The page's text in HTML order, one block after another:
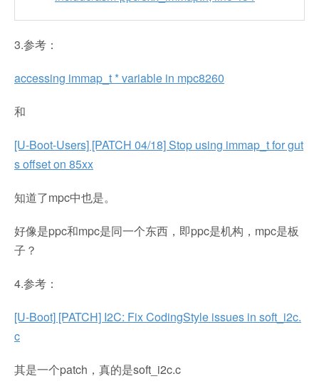
3.参考：
accessing immap_t * variable in mpc8260
和
[U-Boot-Users] [PATCH 04/18] Stop using immap_t for gut
s offset on 85xx
知道了mpc中也是。
好像是ppc和mpc是同一个东西，即ppc是机构，mpc是板
子？
4.参考：
[U-Boot] [PATCH] I2C: Fix CodingStyle issues in soft_i2c.
c
其是一个patch，真的是soft_i2c.c